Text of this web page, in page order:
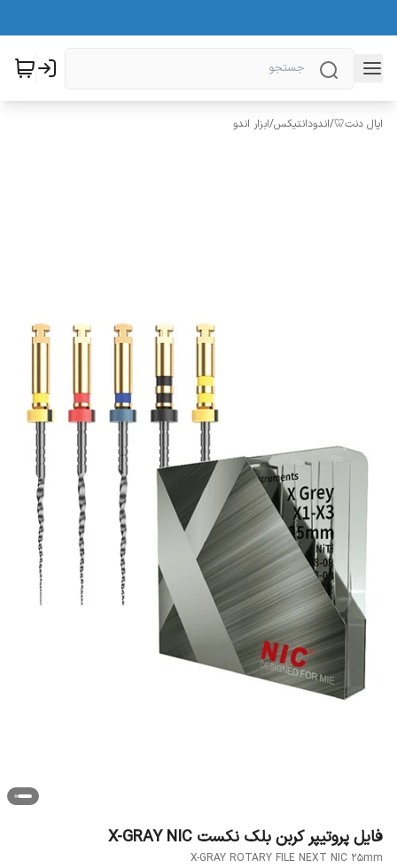
اپال دنت🦷/اندودانتیکس/ابزار اندو
فایل پروتیپر کربن بلک نکست X-GRAY NIC
X-GRAY ROTARY FILE NEXT NIC 25mm